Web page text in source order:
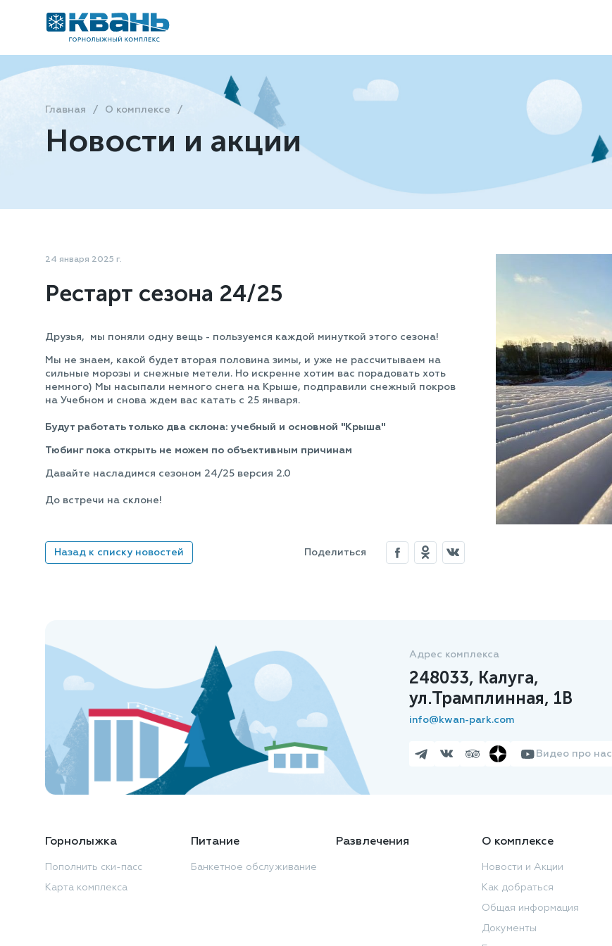
Главная О комплексе
Новости и акции
24 января 2025 г.
Рестарт сезона 24/25
Друзья, мы поняли одну вещь - пользуемся каждой минуткой этого сезона!
Мы не знаем, какой будет вторая половина зимы, и уже не рассчитываем на
сильные морозы и снежные метели. Но искренне хотим вас порадовать хоть
немного) Мы насыпали немного снега на Крыше, подправили снежный покров
на Учебном и снова ждем вас катать с 25 января.
Будут работать только два склона: учебный и основной "Крыша"
Тюбинг пока открыть не можем по объективным причинам
Давайте насладимся сезоном 24/25 версия 2.0
До встречи на склоне!
Назад к списку новостей Поделиться
Адрес комплекса
248033, Калуга,
ул.Трамплинная, 1В
info@kwan-park.com
Видео про нас
Горнолыжка
Пополнить ски-пасс
Карта комплекса
Питание
Банкетное обслуживание
Развлечения О комплексе
Новости и Акции
Как добраться
Общая информация
Документы